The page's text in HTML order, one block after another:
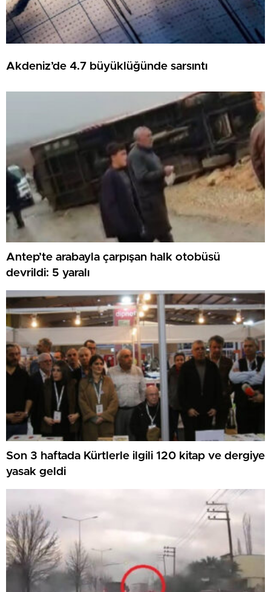
Akdeniz’de 4.7 büyüklüğünde sarsıntı
Antep’te arabayla çarpışan halk otobüsü
devrildi: 5 yaralı
Son 3 haftada Kürtlerle ilgili 120 kitap ve dergiye
yasak geldi